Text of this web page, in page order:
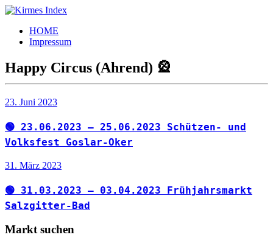
Zum
springen
Kirmes
Index
Tourpläne
der
letzten
Jahre
HOME
Impressum
Happy Circus (Ahrend) 🎡
23. Juni 2023
🟢 23.06.2023 – 25.06.2023 Schützen- und
Volksfest Goslar-Oker
31. März 2023
🟢 31.03.2023 – 03.04.2023 Frühjahrsmarkt
Salzgitter-Bad
Markt suchen